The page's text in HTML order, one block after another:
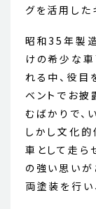
グを活用した
昭和35年製
けの希少な
れる中、役目
ベントでお
むばかりで、
しかし文化
車として走ら
の強い思いが
両塗装を行い